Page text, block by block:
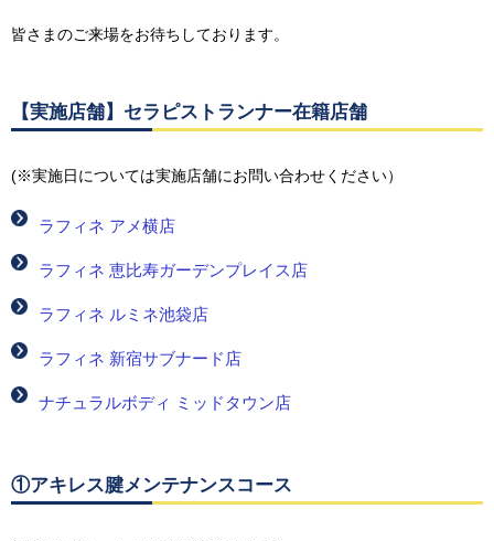
皆さまのご来場をお待ちしております。
【実施店舗】セラピストランナー在籍店舗
(※実施日については実施店舗にお問い合わせください）
ラフィネ アメ横店
ラフィネ 恵比寿ガーデンプレイス店
ラフィネ ルミネ池袋店
ラフィネ 新宿サブナード店
ナチュラルボディ ミッドタウン店
①アキレス腱メンテナンスコース